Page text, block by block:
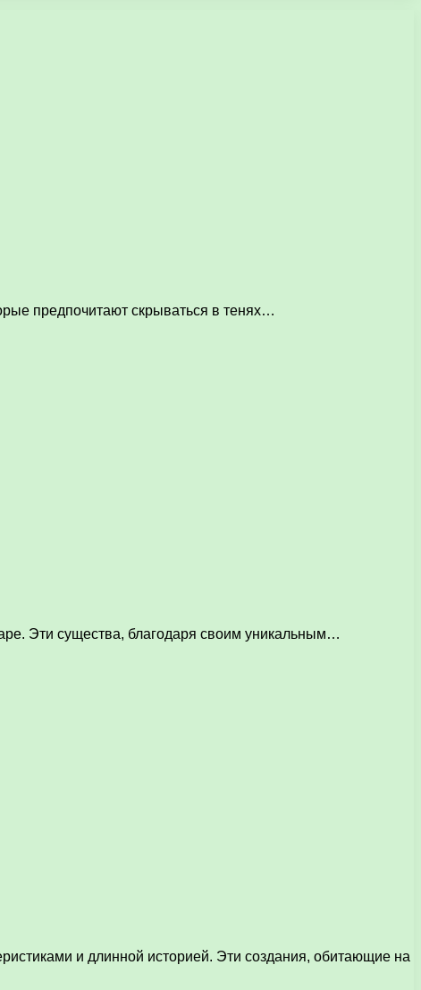
предпочитают скрываться в тенях…
Эти существа, благодаря своим уникальным…
и длинной историей. Эти создания, обитающие на